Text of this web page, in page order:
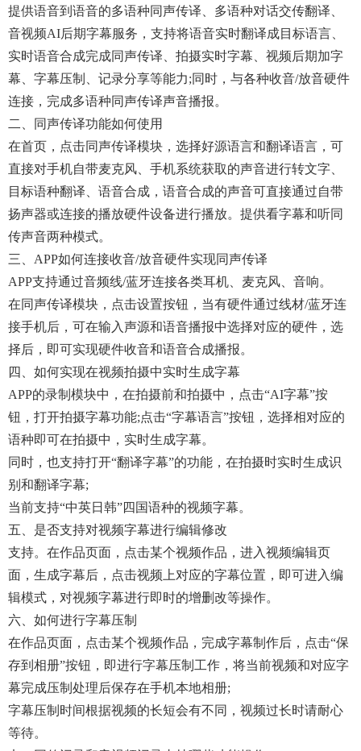
提供语音到语音的多语种同声传译、多语种对话交传翻译、
音视频AI后期字幕服务，支持将语音实时翻译成目标语言、
实时语音合成完成同声传译、拍摄实时字幕、视频后期加字
幕、字幕压制、记录分享等能力;同时，与各种收音/放音硬件
连接，完成多语种同声传译声音播报。
二、同声传译功能如何使用
在首页，点击同声传译模块，选择好源语言和翻译语言，可
直接对手机自带麦克风、手机系统获取的声音进行转文字、
目标语种翻译、语音合成，语音合成的声音可直接通过自带
扬声器或连接的播放硬件设备进行播放。提供看字幕和听同
传声音两种模式。
三、APP如何连接收音/放音硬件实现同声传译
APP支持通过音频线/蓝牙连接各类耳机、麦克风、音响。
在同声传译模块，点击设置按钮，当有硬件通过线材/蓝牙连
接手机后，可在输入声源和语音播报中选择对应的硬件，选
择后，即可实现硬件收音和语音合成播报。
四、如何实现在视频拍摄中实时生成字幕
APP的录制模块中，在拍摄前和拍摄中，点击“AI字幕”按
钮，打开拍摄字幕功能;点击“字幕语言”按钮，选择相对应的
语种即可在拍摄中，实时生成字幕。
同时，也支持打开“翻译字幕”的功能，在拍摄时实时生成识
别和翻译字幕;
当前支持“中英日韩”四国语种的视频字幕。
五、是否支持对视频字幕进行编辑修改
支持。在作品页面，点击某个视频作品，进入视频编辑页
面，生成字幕后，点击视频上对应的字幕位置，即可进入编
辑模式，对视频字幕进行即时的增删改等操作。
六、如何进行字幕压制
在作品页面，点击某个视频作品，完成字幕制作后，点击“保
存到相册”按钮，即进行字幕压制工作，将当前视频和对应字
幕完成压制处理后保存在手机本地相册;
字幕压制时间根据视频的长短会有不同，视频过长时请耐心
等待。